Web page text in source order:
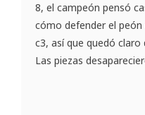
8, el campeón pensó
cómo defender el
c3, así que quedó claro
Las piezas